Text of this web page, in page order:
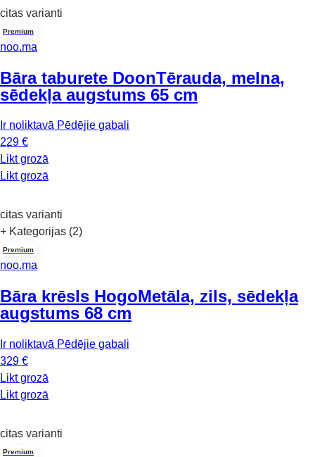
citas varianti
Premium
noo.ma
Bāra taburete DoonTērauda, melna,
sēdekļa augstums 65 cm
Ir noliktavā Pēdējie gabali
229 €
Likt grozā
Likt grozā
citas varianti
+ Kategorijas (2)
Premium
noo.ma
Bāra krēsls HogoMetāla, zils, sēdekļa
augstums 68 cm
Ir noliktavā Pēdējie gabali
329 €
Likt grozā
Likt grozā
citas varianti
Premium